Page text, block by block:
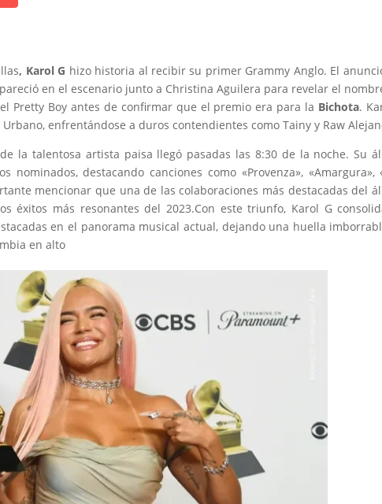
, Karol G hizo historia al recibir su primer Grammy Anglo. El
en el escenario junto a Christina Aguilera para revelar el
el Pretty Boy antes de confirmar que el premio era para la Bichota.
enfrentándose a duros contendientes como Tainy y Raw
la talentosa artista paisa llegó pasadas las 8:30 de la noche. Su
nominados, destacando canciones como «Provenza», «Amargura»,
mencionar que una de las colaboraciones más destacadas del
éxitos más resonantes del 2023.Con este triunfo, Karol G
en el panorama musical actual, dejando una huella
en alto